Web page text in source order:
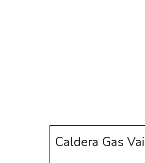
Caldera Gas